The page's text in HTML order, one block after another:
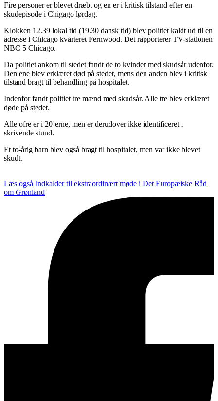
Fire personer er blevet dræbt og en er i kritisk tilstand efter en
skudepisode i Chigago lørdag.
Klokken 12.39 lokal tid (19.30 dansk tid) blev politiet kaldt ud til en
adresse i Chicago kvarteret Fernwood. Det rapporterer TV-stationen
NBC 5 Chicago.
Da politiet ankom til stedet fandt de to kvinder med skudsår udenfor.
Den ene blev erklæret død på stedet, mens den anden blev i kritisk
tilstand bragt til behandling på hospitalet.
Indenfor fandt politiet tre mænd med skudsår. Alle tre blev erklæret
døde på stedet.
Alle ofre er i 20’erne, men er derudover ikke identificeret i
skrivende stund.
Et to-årig barn blev også bragt til hospitalet, men var ikke blevet
skudt.
Læs også Indkalder til ekstraordinært møde i Det Europæiske Råd
om Grønland